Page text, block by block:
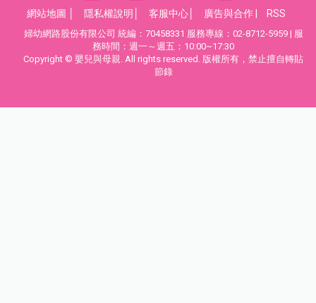
網站地圖 隱私權說明 客服中心 廣告與合作 RSS
婦幼網路股份有限公司 統編：70458331 服務專線：02-8712-5959 | 服
務時間：週一～週五：10:00~17:30
Copyright © 嬰兒與母親. All rights reserved. 版權所有，禁止擅自轉貼
節錄